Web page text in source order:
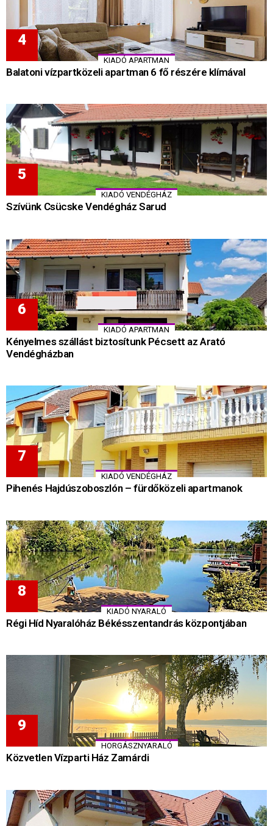
KIADÓ APARTMAN
Balatoni vízpartközeli apartman 6 fő részére klímával
KIADÓ VENDÉGHÁZ
Szívünk Csücske Vendégház Sarud
KIADÓ APARTMAN
Kényelmes szállást biztosítunk Pécsett az Arató
Vendégházban
KIADÓ VENDÉGHÁZ
Pihenés Hajdúszoboszlón – fürdőközeli apartmanok
KIADÓ NYARALÓ
Régi Híd Nyaralóház Békésszentandrás központjában
HORGÁSZNYARALÓ
Közvetlen Vízparti Ház Zamárdi